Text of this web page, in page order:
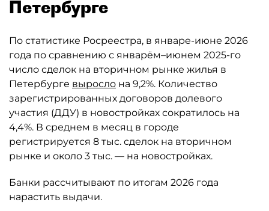
Петербурге
По статистике Росреестра, в январе-июне 2026
года по сравнению с январём–июнем 2025-го
число сделок на вторичном рынке жилья в
Петербурге выросло на 9,2%. Количество
зарегистрированных договоров долевого
участия (ДДУ) в новостройках сократилось на
4,4%. В среднем в месяц в городе
регистрируется 8 тыс. сделок на вторичном
рынке и около 3 тыс. — на новостройках.
Банки рассчитывают по итогам 2026 года
нарастить выдачи.